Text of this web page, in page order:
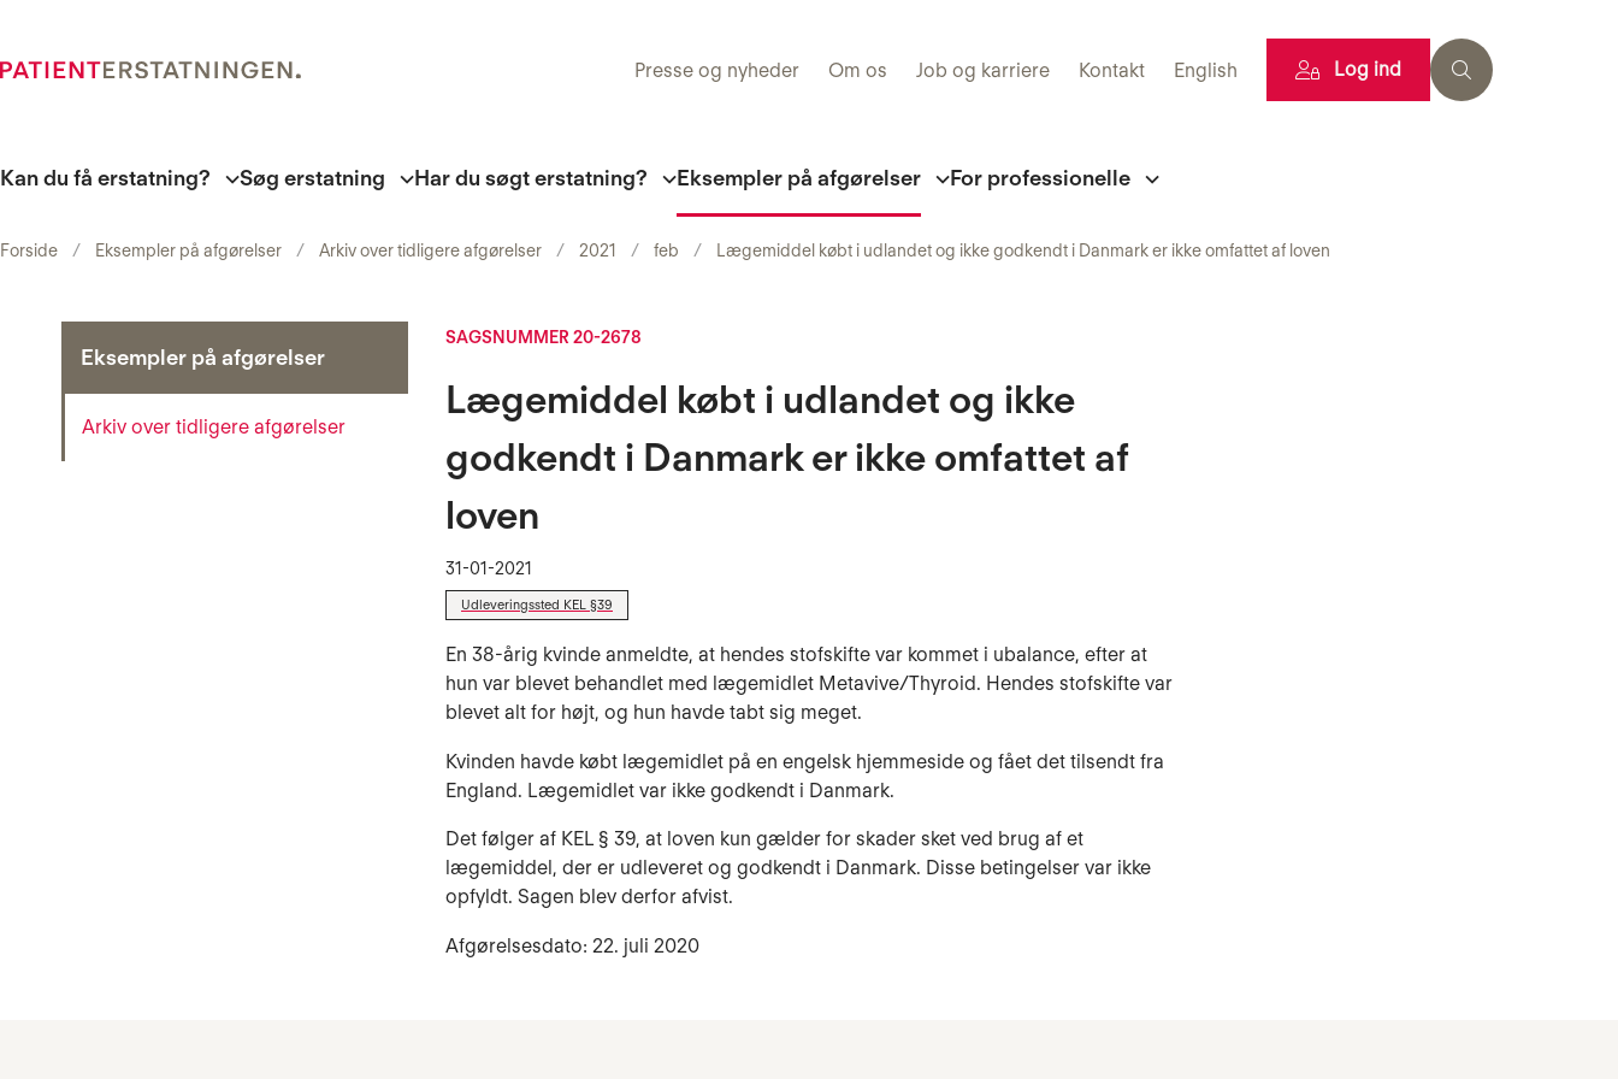
Presse og nyheder Om os Job og karriere Kontakt English Log ind
Kan du få erstatning? Søg erstatning Har du søgt erstatning? Eksempler på afgørelser For professionelle
Forside Eksempler på afgørelser Arkiv over tidligere afgørelser 2021 feb Lægemiddel købt i udlandet og ikke godkendt i Danmark er ikke omfattet af loven
Eksempler på afgørelser
Arkiv over tidligere afgørelser
SAGSNUMMER 20-2678
Lægemiddel købt i udlandet og ikke
godkendt i Danmark er ikke omfattet af
loven
31-01-2021
Udleveringssted KEL §39
En 38-årig kvinde anmeldte, at hendes stofskifte var kommet i ubalance, efter at
hun var blevet behandlet med lægemidlet Metavive/Thyroid. Hendes stofskifte var
blevet alt for højt, og hun havde tabt sig meget.
Kvinden havde købt lægemidlet på en engelsk hjemmeside og fået det tilsendt fra
England. Lægemidlet var ikke godkendt i Danmark.
Det følger af KEL § 39, at loven kun gælder for skader sket ved brug af et
lægemiddel, der er udleveret og godkendt i Danmark. Disse betingelser var ikke
opfyldt. Sagen blev derfor afvist.
Afgørelsesdato: 22. juli 2020